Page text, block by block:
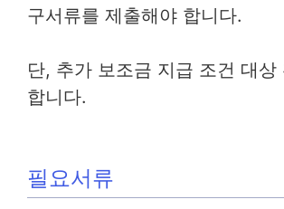
구서류를 제출해야 합니다.
단, 추가 보조금 지급 조건 대상
합니다.
필요서류